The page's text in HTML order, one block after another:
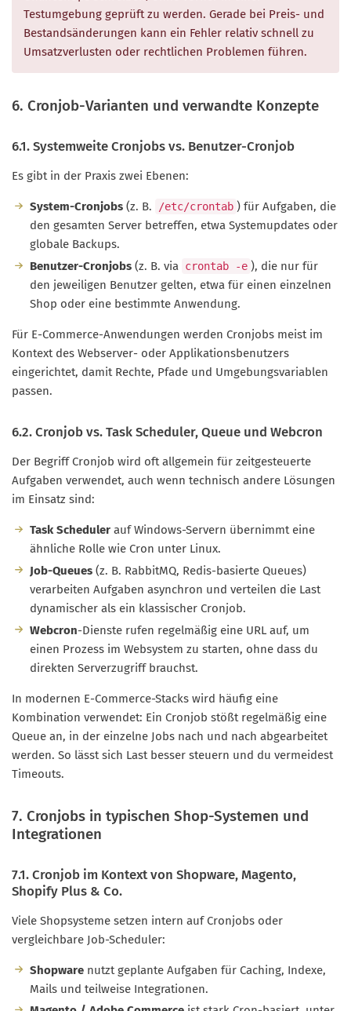
Testumgebung geprüft zu werden. Gerade bei Preis- und
Bestandsänderungen kann ein Fehler relativ schnell zu
Umsatzverlusten oder rechtlichen Problemen führen.
6. Cronjob-Varianten und verwandte Konzepte
6.1. Systemweite Cronjobs vs. Benutzer-Cronjob
Es gibt in der Praxis zwei Ebenen:
System-Cronjobs(z. B. /etc/crontab ) für Aufgaben, die
den gesamten Server betreffen, etwa Systemupdates oder
globale Backups.
Benutzer-Cronjobs(z. B. via crontab -e ), die nur für
den jeweiligen Benutzer gelten, etwa für einen einzelnen
Shop oder eine bestimmte Anwendung.
Für E-Commerce-Anwendungen werden Cronjobs meist im
Kontext des Webserver- oder Applikationsbenutzers
eingerichtet, damit Rechte, Pfade und Umgebungsvariablen
passen.
6.2. Cronjob vs. Task Scheduler, Queue und Webcron
Der Begriff Cronjob wird oft allgemein für zeitgesteuerte
Aufgaben verwendet, auch wenn technisch andere Lösungen
im Einsatz sind:
Task Schedulerauf Windows-Servern übernimmt eine
ähnliche Rolle wie Cron unter Linux.
Job-Queues(z. B. RabbitMQ, Redis-basierte Queues)
verarbeiten Aufgaben asynchron und verteilen die Last
dynamischer als ein klassischer Cronjob.
Webcron-Dienste rufen regelmäßig eine URL auf, um
einen Prozess im Websystem zu starten, ohne dass du
direkten Serverzugriff brauchst.
In modernen E-Commerce-Stacks wird häufig eine
Kombination verwendet: Ein Cronjob stößt regelmäßig eine
Queue an, in der einzelne Jobs nach und nach abgearbeitet
werden. So lässt sich Last besser steuern und du vermeidest
Timeouts.
7. Cronjobs in typischen Shop-Systemen und
Integrationen
7.1. Cronjob im Kontext von Shopware, Magento,
Shopify Plus & Co.
Viele Shopsysteme setzen intern auf Cronjobs oder
vergleichbare Job-Scheduler:
Shopwarenutzt geplante Aufgaben für Caching, Indexe,
Mails und teilweise Integrationen.